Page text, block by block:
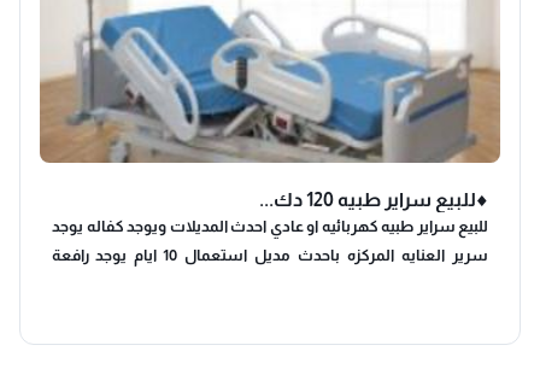
♦️للبيع سراير طبيه 120 دك...
للبيع سراير طبيه كهربائيه او عادي احدث المديلات ويوجد كفاله يوجد
سرير العنايه المركزه باحدث مديل استعمال 10 ايام يوجد رافعة
بانواع مختلفه لجميع الاحجام يوجد لدينا اجهزة مساج (سراير وكراسي